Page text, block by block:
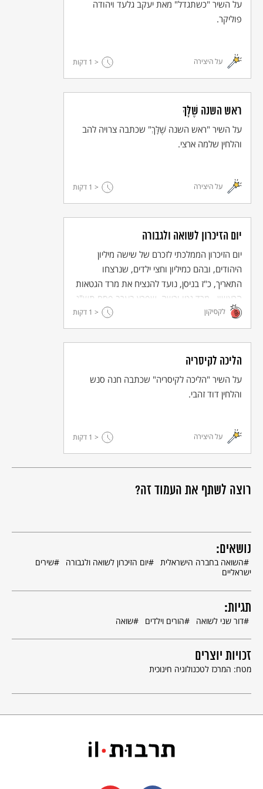
רוצה לשתף את העמוד זה?
על השיר "כשתגדל" מאת יעקב גלעד ויהודה
פוליקר.
על היצירה < 1 דקות
ראש השנה שֶׁלָּךְ
על השיר "ראש השנה שֶׁלָּךְ" שכתבה צרויה להב
והלחין שלמה ארצי.
על היצירה < 1 דקות
יום הזיכרון לשואה ולגבורה
יום הזיכרון הממלכתי לזכרם של שישה מיליון
היהודים, ובהם כמיליון וחצי ילדים, שנרצחו
התאריך, כ"ז בניסן, נועד להנציח את מרד הגטאות
הראשון - מרד גטו ורשה, שפרץ בערב פסח תש"ג
- 1943, ונמשך כחודש ימים.
לקסיקון < 1 דקות
הליכה לקיסריה
על השיר "הליכה לקיסריה" שכתבה חנה סנש
והלחין דוד זהבי.
על היצירה < 1 דקות
נושאים:
השואה בחברה הישראלית יום הזיכרון לשואה ולגבורה
שירים
ישראליים
תגיות:
דור שני לשואה הורים וילדים שואה
זכויות יוצרים
מטח: המרכז לטכנולוגיה חינוכית